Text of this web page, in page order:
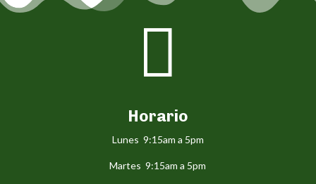

Horario
Lunes 9:15am a 5pm
Martes 9:15am a 5pm